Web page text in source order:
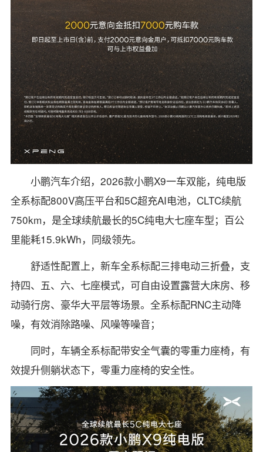
小鹏汽车介绍，2026款小鹏X9一车双能，纯电版
全系标配800V高压平台和5C超充AI电池，CLTC续航
750km，是全球续航最长的5C纯电大七座车型；百公
里能耗15.9kWh，同级领先。
舒适性配置上，新车全系标配三排电动三折叠，支
持四、五、六、七座模式，可自由设置露营大床房、移
动骑行房、豪华大平层等场景。全系标配RNC主动降
噪，有效消除路噪、风噪等噪音；
同时，车辆全系标配带安全气囊的零重力座椅，有
效提升侧躺状态下，零重力座椅的安全性。